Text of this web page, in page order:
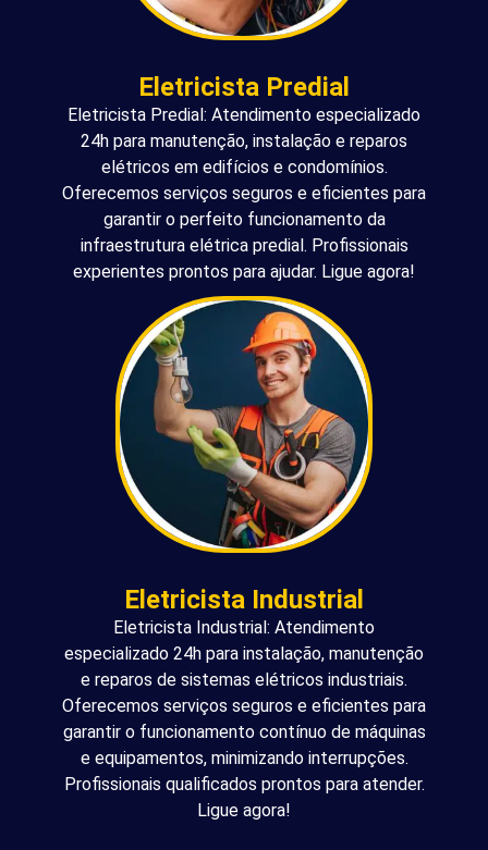
Eletricista Predial
Eletricista Predial: Atendimento especializado
24h para manutenção, instalação e reparos
elétricos em edifícios e condomínios.
Oferecemos serviços seguros e eficientes para
garantir o perfeito funcionamento da
infraestrutura elétrica predial. Profissionais
experientes prontos para ajudar. Ligue agora!
Eletricista Industrial
Eletricista Industrial: Atendimento
especializado 24h para instalação, manutenção
e reparos de sistemas elétricos industriais.
Oferecemos serviços seguros e eficientes para
garantir o funcionamento contínuo de máquinas
e equipamentos, minimizando interrupções.
Profissionais qualificados prontos para atender.
Ligue agora!